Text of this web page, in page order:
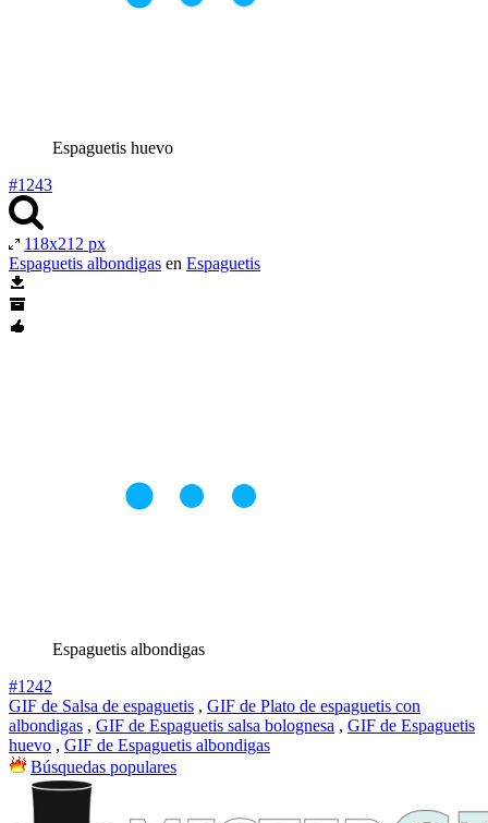
Espaguetis huevo
#1243
118x212 px
Espaguetis albondigas en Espaguetis
Espaguetis albondigas
#1242
GIF de Salsa de espaguetis , GIF de Plato de espaguetis con
albondigas , GIF de Espaguetis salsa bolognesa , GIF de Espaguetis
huevo , GIF de Espaguetis albondigas
Búsquedas populares